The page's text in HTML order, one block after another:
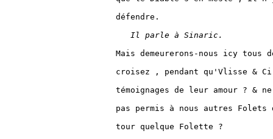
défendre.
Il parle à Sinaric.
Mais demeurerons-nous icy tous
croisez , pendant qu'Vlisse &
témoignages de leur amour ? &
pas permis à nous autres
tour quelque Folette ?